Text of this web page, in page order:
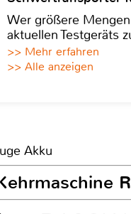
Wer größere
aktuellen Testgeräts
>> Mehr erfahren
>> Alle anzeigen
Akku